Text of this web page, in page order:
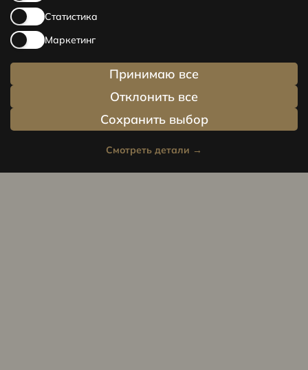
Статистика
Маркетинг
Сохранить выбор
Отклонить все
Принимаю все
Смотреть детали →